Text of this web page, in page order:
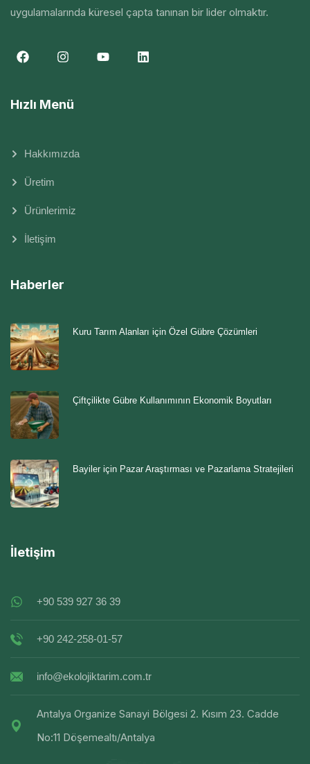
uygulamalarında küresel çapta tanınan bir lider olmaktır.
Hızlı Menü
Hakkımızda
Üretim
Ürünlerimiz
İletişim
Haberler
Kuru Tarım Alanları için Özel Gübre Çözümleri
Çiftçilikte Gübre Kullanımının Ekonomik Boyutları
Bayiler için Pazar Araştırması ve Pazarlama Stratejileri
İletişim
+90 539 927 36 39
+90 242-258-01-57
info@ekolojiktarim.com.tr
Antalya Organize Sanayi Bölgesi 2. Kısım 23. Cadde
No:11 Döşemealtı/Antalya